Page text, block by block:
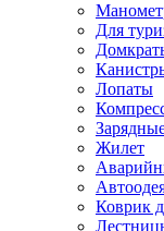
Для
Лопаты
Жилет
Коврик